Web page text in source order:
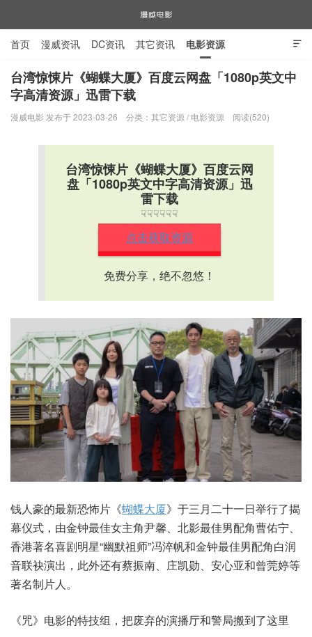
漫威电影

首页 漫威资讯 DC资讯 其它资讯 电影资源
电视剧资源 漫威图片
台湾惊悚片《蝴蝶大厦》百度云网盘「1080p英文中
字高清资源」迅雷下载
漫威电影 发布于 2023-03-26 分类： 其它资源 / 电影资源 阅读(520)
台湾惊悚片《蝴蝶大厦》百度云网
盘「1080p英文中字高清资源」迅
雷下载
☟☟☟☟☟☟
点击获取资源
免费分享，绝不忽悠！
钱人豪的最新恐怖片《蝴蝶大厦》于三月二十一日举行了揭
幕仪式，由金钟最佳女主角尹馨、北影最佳男配角曹佑宁、
香港著名喜剧明星“幽默祖师”冯淬帆和金钟最佳男配角白润
音联袂演出，此外还有蔡振南、庄凯勋、安心亚和曾莞婷等
著名制片人。
《咒》电影的特技组，把废弃的演播厅和警局搬到了这里